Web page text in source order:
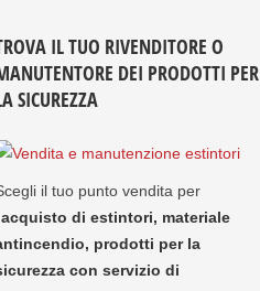
IL TUO RIVENDITORE O
DEI PRODOTTI PER
SICUREZZA
il tuo punto vendita per
acquisto di estintori, materiale
prodotti per la
con servizio di